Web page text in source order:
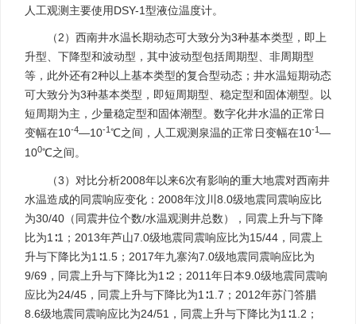
人工观测主要使用DSY-1型液位温度计。
（2）西南井水温长期动态可大致分为3种基本类型，即上
升型、下降型和波动型，其中波动型包括周期型、非周期型
等，此外还有2种以上基本类型的复合型动态；井水温短期动态
可大致分为3种基本类型，即短周期型、稳定型和固体潮型。以
短周期为主，少量稳定型和固体潮型。数字化井水温的正常日
变幅在10-4—10-1℃之间，人工观测泉温的正常日变幅在10-1—
100℃之间。
（3）对比分析2008年以来6次有影响的重大地震对西南井
水温造成的同震响应变化：2008年汶川8.0级地震同震响应比
为30/40（同震井位个数/水温观测井总数），同震上升与下降
比为1∶1；2013年芦山7.0级地震同震响应比为15/44，同震上
升与下降比为1∶1.5；2017年九寨沟7.0级地震同震响应比为
9/69，同震上升与下降比为1∶2；2011年日本9.0级地震同震响
应比为24/45，同震上升与下降比为1∶1.7；2012年苏门答腊
8.6级地震同震响应比为24/51，同震上升与下降比为1∶1.2；